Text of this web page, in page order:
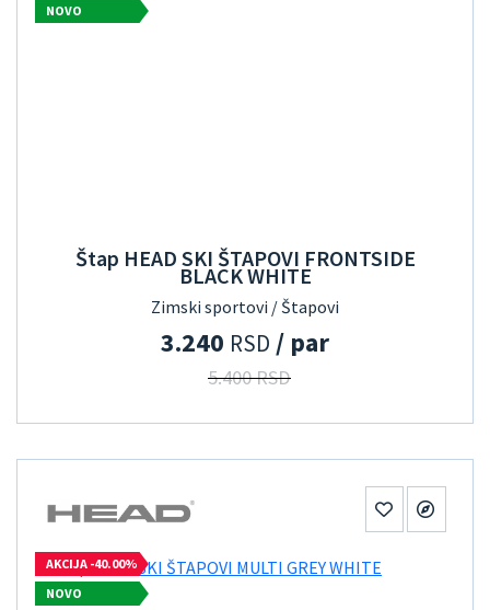
NOVO
Štap HEAD SKI ŠTAPOVI FRONTSIDE
BLACK WHITE
Zimski sportovi / Štapovi
3.240 RSD / par
5.400 RSD
AKCIJA -40.00%
NOVO